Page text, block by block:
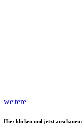
weitere
Hier klicken und jetzt anschauen: